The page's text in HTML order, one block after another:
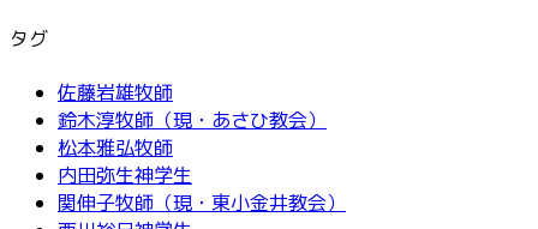
タグ
佐藤岩雄牧師
鈴木淳牧師（現・あさひ教会）
松本雅弘牧師
内田弥生神学生
関伸子牧師（現・東小金井教会）